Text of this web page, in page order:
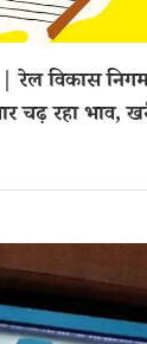
रेल विकास
चढ़ रहा भाव,